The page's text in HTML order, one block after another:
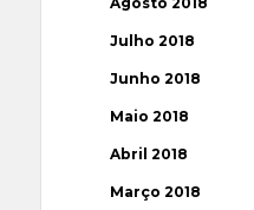
Julho 2018
Junho 2018
Maio 2018
Abril 2018
Março 2018